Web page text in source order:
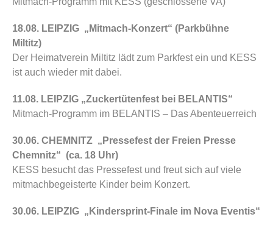
18.08. LEIPZIG „Mitmach-Konzert“ (Parkbühne
Miltitz)
Der Heimatverein Miltitz lädt zum Parkfest ein und KESS
ist auch wieder mit dabei.
11.08. LEIPZIG „Zuckertütenfest bei BELANTIS“
Mitmach-Programm im BELANTIS – Das Abenteuerreich
30.06. CHEMNITZ „Pressefest der Freien Presse
Chemnitz“ (ca. 18 Uhr)
KESS besucht das Pressefest und freut sich auf viele
mitmachbegeisterte Kinder beim Konzert.
30.06. LEIPZIG „Kindersprint-Finale im Nova Eventis“